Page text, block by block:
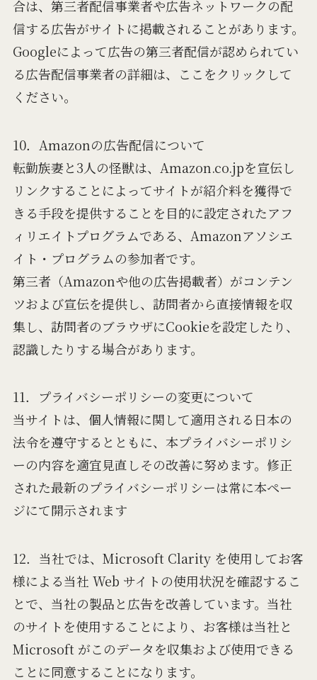
合は、第三者配信事業者や広告ネットワークの配
信する広告がサイトに掲載されることがあります。
Googleによって広告の第三者配信が認められてい
る広告配信事業者の詳細は、ここをクリックして
ください。
10．Amazonの広告配信について
転勤族妻と3人の怪獣は、Amazon.co.jpを宣伝し
リンクすることによってサイトが紹介料を獲得で
きる手段を提供することを目的に設定されたアフ
ィリエイトプログラムである、Amazonアソシエ
イト・プログラムの参加者です。
第三者（Amazonや他の広告掲載者）がコンテン
ツおよび宣伝を提供し、訪問者から直接情報を収
集し、訪問者のブラウザにCookieを設定したり、
認識したりする場合があります。
11．プライバシーポリシーの変更について
当サイトは、個人情報に関して適用される日本の
法令を遵守するとともに、本プライバシーポリシ
ーの内容を適宜見直しその改善に努めます。修正
された最新のプライバシーポリシーは常に本ペー
ジにて開示されます
12．当社では、Microsoft Clarity を使用してお客
様による当社 Web サイトの使用状況を確認するこ
とで、当社の製品と広告を改善しています。当社
のサイトを使用することにより、お客様は当社と
Microsoft がこのデータを収集および使用できる
ことに同意することになります。